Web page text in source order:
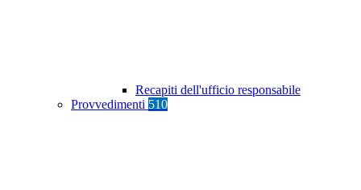
Recapiti dell'ufficio responsabile
Provvedimenti 510